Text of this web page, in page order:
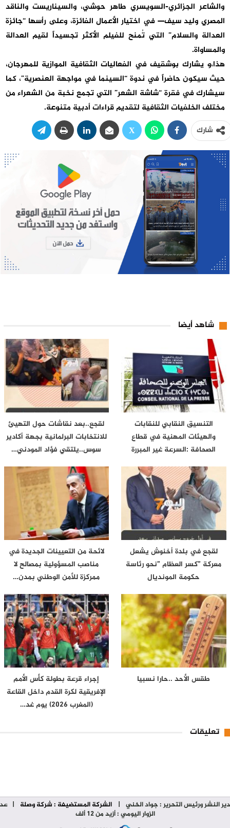
والشاعر الجزائري-السويسري طاهر حوشي، والسيناريست والناقد
المصري وليد سيف— في اختيار الأعمال الفائزة، وعلى رأسها “جائزة
العدالة والسلام” التي تُمنح للفيلم الأكثر تجسيداً لقيم العدالة
والمساواة.
هذا،و يشارك بوشقيف في الفعاليات الثقافية الموازية للمهرجان،
حيث سيكون حاضراً في ندوة “السينما في مواجهة العنصرية”، كما
سيشارك في فقرة “شاشة الشعر” التي تجمع نخبة من الشعراء من
مختلف الخلفيات الثقافية لتقديم قراءات أدبية متنوعة.
شارك
شاهد أيضا
التنسيق النقابي للنقابات
والهيئات المهنية في قطاع
الصحافة :السرعة غير المبررة
لقجع..بعد نقاشات حول التهيئ
للانتخابات البرلمانية بجهة أكادير
سوس..يلتقي فؤاد المودني…
لقجع في بلدة أخنوش يشعل
معركة ”كسر العظام ”نحو رئاسة
حكومة المونديال
لائحة من التعيينات الجديدة في
مناصب المسؤولية بمصالح لا
ممركزة للأمن الوطني بمدن…
طقس الأحد ..حارا نسبيا
إجراء قرعة بطولة كأس الأمم
الإفريقية لكرة القدم داخل القاعة
(المغرب 2026) يوم غد…
تعليقات
النشر ورئيس التحرير : جواد الخني | الشركة المستضيفة : شركة وصلة |
الزوار اليومي : أزيد من 12 ألف